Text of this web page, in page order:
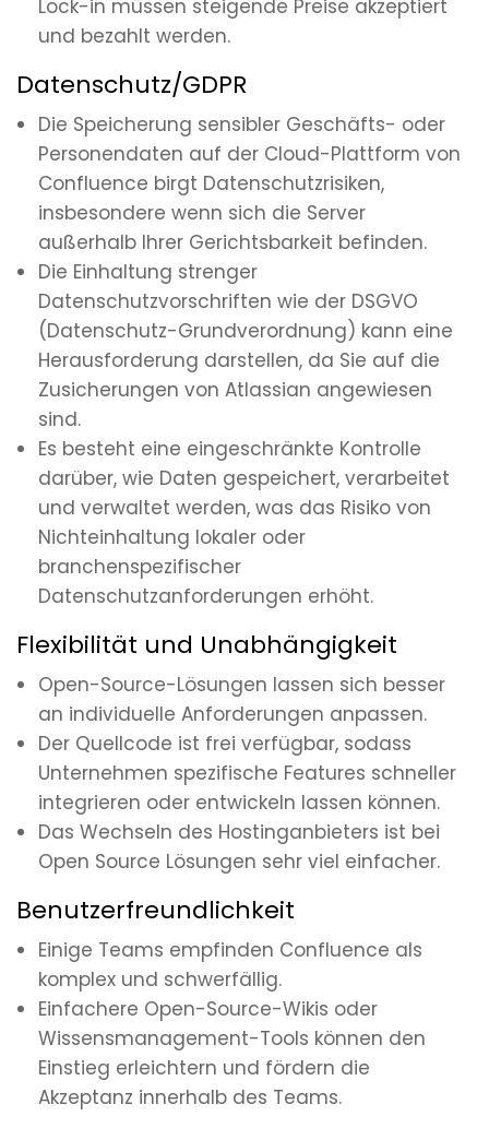
Lock-in müssen steigende Preise akzeptiert
und bezahlt werden.
Datenschutz/GDPR
Die Speicherung sensibler Geschäfts- oder
Personendaten auf der Cloud-Plattform von
Confluence birgt Datenschutzrisiken,
insbesondere wenn sich die Server
außerhalb Ihrer Gerichtsbarkeit befinden.
Die Einhaltung strenger
Datenschutzvorschriften wie der DSGVO
(Datenschutz-Grundverordnung) kann eine
Herausforderung darstellen, da Sie auf die
Zusicherungen von Atlassian angewiesen
sind.
Es besteht eine eingeschränkte Kontrolle
darüber, wie Daten gespeichert, verarbeitet
und verwaltet werden, was das Risiko von
Nichteinhaltung lokaler oder
branchenspezifischer
Datenschutzanforderungen erhöht.
Flexibilität und Unabhängigkeit
Open-Source-Lösungen lassen sich besser
an individuelle Anforderungen anpassen.
Der Quellcode ist frei verfügbar, sodass
Unternehmen spezifische Features schneller
integrieren oder entwickeln lassen können.
Das Wechseln des Hostinganbieters ist bei
Open Source Lösungen sehr viel einfacher.
Benutzerfreundlichkeit
Einige Teams empfinden Confluence als
komplex und schwerfällig.
Einfachere Open-Source-Wikis oder
Wissensmanagement-Tools können den
Einstieg erleichtern und fördern die
Akzeptanz innerhalb des Teams.